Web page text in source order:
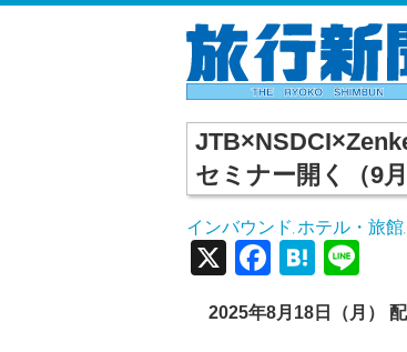
セミナー開く（9月
インバウンド ホテル・旅館
X
2025年8月18 日（月）